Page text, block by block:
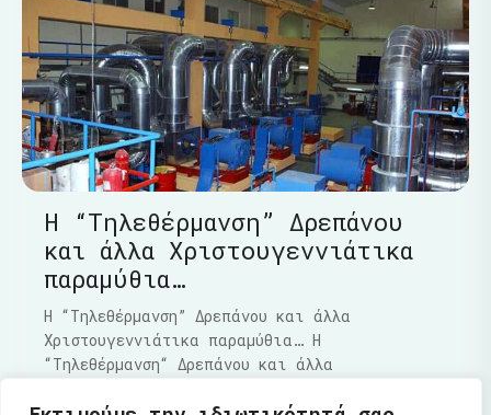
Η “Τηλεθέρμανση” Δρεπάνου
και άλλα Χριστουγεννιάτικα
παραμύθια…
Η “Τηλεθέρμανση” Δρεπάνου και άλλα
Χριστουγεννιάτικα παραμύθια… Η
“Τηλεθέρμανση“ Δρεπάνου και άλλα